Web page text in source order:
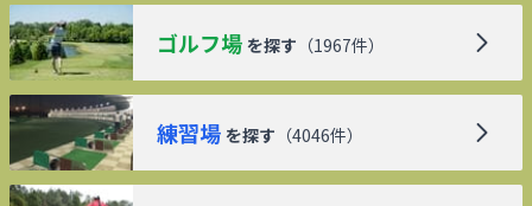
ゴルフ場 を探す （1967件）
練習場 を探す （4046件）